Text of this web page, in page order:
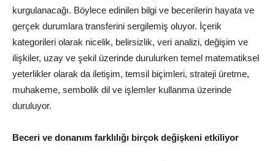
kurgulanacağı. Böylece edinilen bilgi ve becerilerin hayata ve
gerçek durumlara transferini sergilemiş oluyor. İçerik
kategorileri olarak nicelik, belirsizlik, veri analizi, değişim ve
ilişkiler, uzay ve şekil üzerinde durulurken temel matematiksel
yeterlikler olarak da iletişim, temsil biçimleri, strateji üretme,
muhakeme, sembolik dil ve işlemler kullanma üzerinde
duruluyor.
Beceri ve donanım farklılığı birçok değişkeni etkiliyor